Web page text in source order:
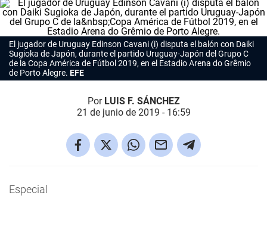
El jugador de Uruguay Edinson Cavani (i) disputa el balón con Daiki
Sugioka de Japón, durante el partido Uruguay-Japón del Grupo C
de la Copa América de Fútbol 2019, en el Estadio Arena do Grêmio
de Porto Alegre. EFE
Por LUIS F. SÁNCHEZ
21 de junio de 2019 - 16:59
Especial